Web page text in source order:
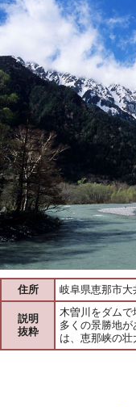
住所 岐阜県恵那市大
説明
抜粋
木曽川をダム
多くの景勝地
は、恵那峡の壮